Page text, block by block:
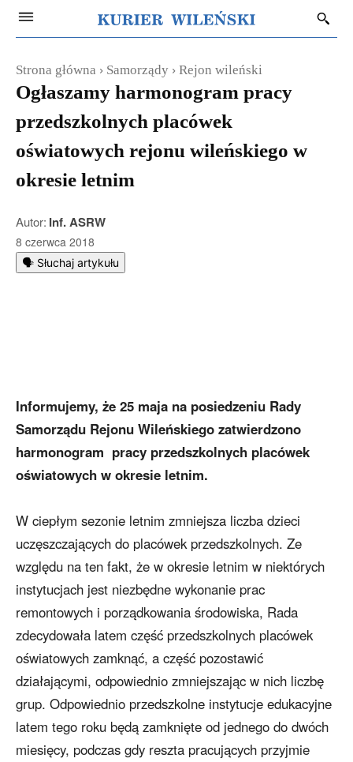
Strona główna Samorządy Rejon wileński
Ogłaszamy harmonogram pracy
przedszkolnych placówek
oświatowych rejonu wileńskiego w
okresie letnim
Autor: Inf. ASRW
8 czerwca 2018
🗣️ Słuchaj artykułu
Informujemy, że 25 maja na posiedzeniu Rady
Samorządu Rejonu Wileńskiego zatwierdzono
harmonogram pracy przedszkolnych placówek
oświatowych w okresie letnim.
W ciepłym sezonie letnim zmniejsza liczba dzieci
uczęszczających do placówek przedszkolnych. Ze
względu na ten fakt, że w okresie letnim w niektórych
instytucjach jest niezbędne wykonanie prac
remontowych i porządkowania środowiska, Rada
zdecydowała latem część przedszkolnych placówek
oświatowych zamknąć, a część pozostawić
działającymi, odpowiednio zmniejszając w nich liczbę
grup. Odpowiednio przedszkolne instytucje edukacyjne
latem tego roku będą zamknięte od jednego do dwóch
miesięcy, podczas gdy reszta pracujących przyjmie